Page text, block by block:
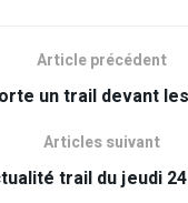
Article précédent
un trail devant
Articles suivant
trail du jeudi